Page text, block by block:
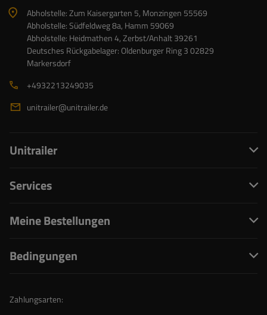
Abholstelle: Zum Kaisergarten 5, Monzingen 55569
Abholstelle: Südfeldweg 8a, Hamm 59069
Abholstelle: Heidmathen 4, Zerbst/Anhalt 39261
Deutsches Rückgabelager: Oldenburger Ring 3 02829
Markersdorf
+4932213249035
unitrailer@unitrailer.de
Unitrailer
Services
Meine Bestellungen
Bedingungen
Zahlungsarten: